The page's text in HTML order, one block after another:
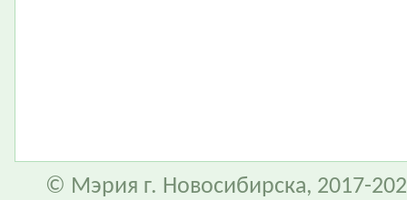
© Мэрия г. Новосибирска, 2017-